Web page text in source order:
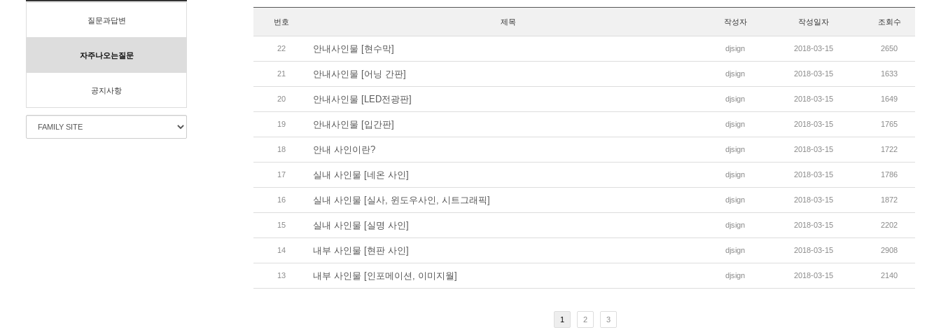
질문과답변
자주나오는질문
공지사항
번호 제목 작성자 작성일자 조회수
22 안내사인물 [현수막] djsign 2018-03-15 2650
21 안내사인물 [어닝 간판] djsign 2018-03-15 1633
20 안내사인물 [LED전광판] djsign 2018-03-15 1649
19 안내사인물 [입간판] djsign 2018-03-15 1765
18 안내 사인이란? djsign 2018-03-15 1722
17 실내 사인물 [네온 사인] djsign 2018-03-15 1786
16 실내 사인물 [실사, 윈도우사인, 시트그래픽] djsign 2018-03-15 1872
15 실내 사인물 [실명 사인] djsign 2018-03-15 2202
14 내부 사인물 [현판 사인] djsign 2018-03-15 2908
13 내부 사인물 [인포메이션, 이미지월] djsign 2018-03-15 2140
1 2 3